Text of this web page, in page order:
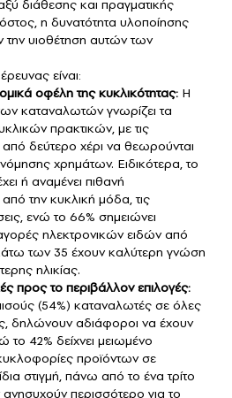
διάθεσης και πραγματικής
η δυνατότητα υλοποίησης
την υιοθέτηση αυτών των
είναι:
οφέλη της κυκλικότητας: Η
καταναλωτών γνωρίζει τα
πρακτικών, με τις
από δεύτερο χέρι να θεωρούνται
χρημάτων. Ειδικότερα, το
ή αναμένει πιθανή
την κυκλική μόδα, τις
ενώ το 66% σημειώνει
ηλεκτρονικών ειδών από
των 35 έχουν καλύτερη γνώση
ηλικίας.
προς το περιβάλλον επιλογές:
(54%) καταναλωτές σε όλες
δηλώνουν αδιάφοροι να έχουν
το 42% δείχνει μειωμένο
προϊόντων σε
στιγμή, πάνω από το ένα τρίτο
περισσότερο για το